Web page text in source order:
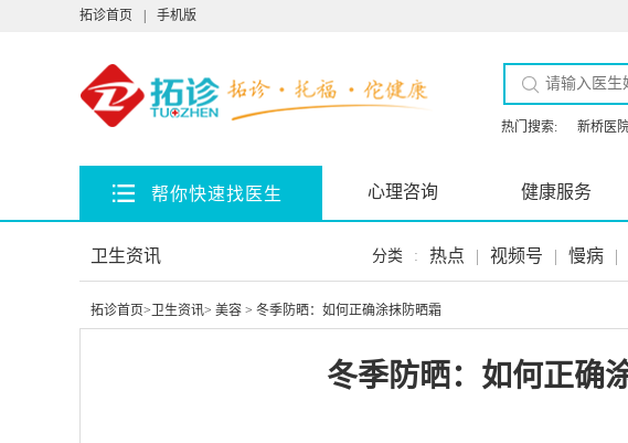
拓诊首页 手机版
热门搜索: 新桥医
帮你快速找医生 心理咨询 健康服务
卫生资讯 分类 : 热点 | 视频号 | 慢病 |
拓诊首页> 卫生资讯> 美容 > 冬季防晒：如何正确涂抹防晒霜
冬季防晒：如何正确